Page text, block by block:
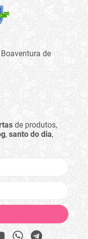
de
de produtos,
, santo do dia,